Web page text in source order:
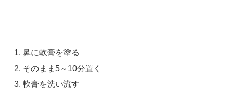
鼻に軟膏を塗る
そのまま5～10分置く
軟膏を洗い流す